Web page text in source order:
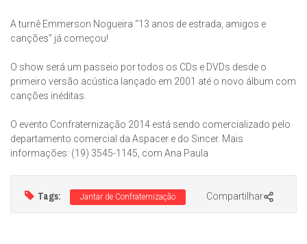
A turnê Emmerson Nogueira “13 anos de estrada, amigos e
canções” já começou!
O show será um passeio por todos os CDs e DVDs desde o
primeiro versão acústica lançado em 2001 até o novo álbum com
canções inéditas.
O evento Confraternização 2014 está sendo comercializado pelo
departamento comercial da Aspacer e do Sincer. Mais
informações: (19) 3545-1145, com Ana Paula
Tags: Jantar de Confraternização Compartilhar